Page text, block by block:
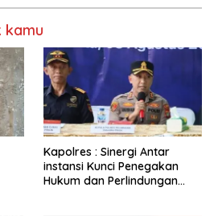
kamu
Kapolres : Sinergi Antar
instansi Kunci Penegakan
Hukum dan Perlindungan